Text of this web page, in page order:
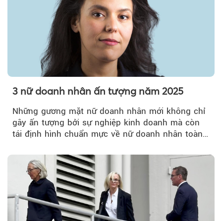
3 nữ doanh nhân ấn tượng năm 2025
Những gương mặt nữ doanh nhân mới không chỉ
gây ấn tượng bởi sự nghiệp kinh doanh mà còn
tái định hình chuẩn mực về nữ doanh nhân toàn